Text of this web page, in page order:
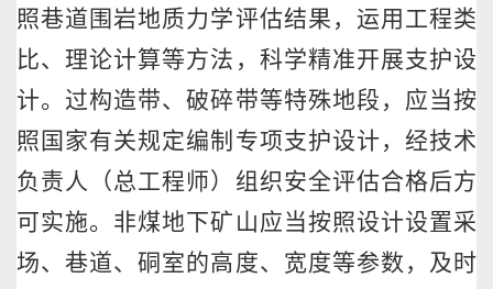
照巷道围岩地质力学评估结果，运用工程类
比、理论计算等方法，科学精准开展支护设
计。过构造带、破碎带等特殊地段，应当按
照国家有关规定编制专项支护设计，经技术
负责人（总工程师）组织安全评估合格后方
可实施。非煤地下矿山应当按照设计设置采
场、巷道、硐室的高度、宽度等参数，及时